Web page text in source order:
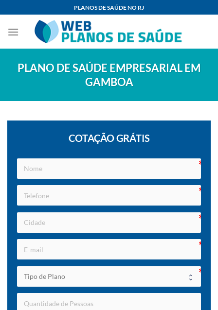
content
PLANOS DE SAÚDE NO RJ
PLANO DE SAÚDE EMPRESARIAL EM
GAMBOA
COTAÇÃO GRÁTIS